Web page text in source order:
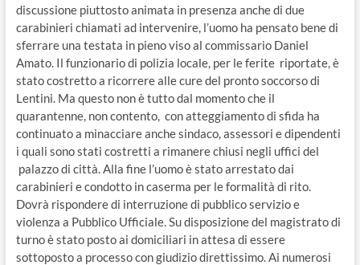
discussione piuttosto animata in presenza anche di due
carabinieri chiamati ad intervenire, l’uomo ha pensato bene di
sferrare una testata in pieno viso al commissario Daniel
Amato. Il funzionario di polizia locale, per le ferite riportate, è
stato costretto a ricorrere alle cure del pronto soccorso di
Lentini. Ma questo non è tutto dal momento che il
quarantenne, non contento, con atteggiamento di sfida ha
continuato a minacciare anche sindaco, assessori e dipendenti
i quali sono stati costretti a rimanere chiusi negli uffici del
palazzo di città. Alla fine l’uomo è stato arrestato dai
carabinieri e condotto in caserma per le formalità di rito.
Dovrà rispondere di interruzione di pubblico servizio e
violenza a Pubblico Ufficiale. Su disposizione del magistrato di
turno è stato posto ai domiciliari in attesa di essere
sottoposto a processo con giudizio direttissimo. Ai numerosi